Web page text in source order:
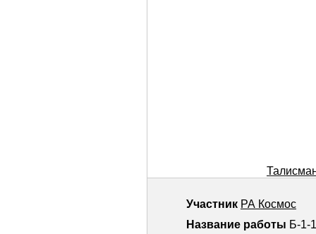
Участник РА Космос
Название работы Б-1-